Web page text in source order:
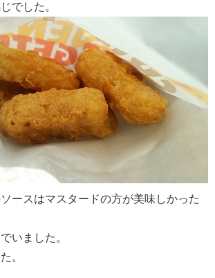
でした。
ースはマスタードの方が美味しかった
いました。
。